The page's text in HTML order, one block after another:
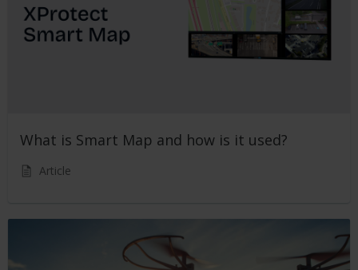
What is Smart Map and how is it used?
Article